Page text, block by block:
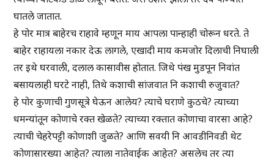
घातले जातात.
हे पोर मात्र बाहेरच राहावे म्हणून माय आपला पान्हाही चोरून धरते. ते
बाहेर राहायला नकार देऊ लागले, एखादी माय कमजोर दिलाची निघाली
तर इथे घरवाली, दलाल कासावीस होतात. जिथे पंख मुडपून निवांत
बसायलाही घरटे नाही, तिथे कशाची सांजवात नि कशाची रुजुवात?
हे पोर कुणाची गुणसूत्रे घेऊन आलेय? त्याचे घराणे कुठचे? त्याच्या
धमन्यांतून कोणाचे रक्त खेळते? त्याच्या रक्तात कोणाचा वारसा आहे?
त्याची चेहरेपट्टी कोणाशी जुळते? आणि सवयी नि आवडीनिवडी थेट
कोणासारख्या आहेत? त्याला नातेवाईक आहेत? असलेच तर त्या